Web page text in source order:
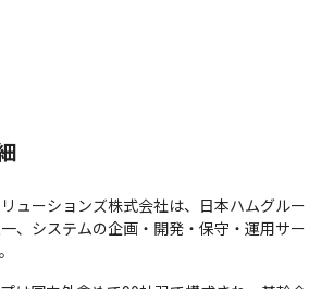
ューションズ株式会社は、日本ハムグルー
、システムの企画・開発・保守・運用サー